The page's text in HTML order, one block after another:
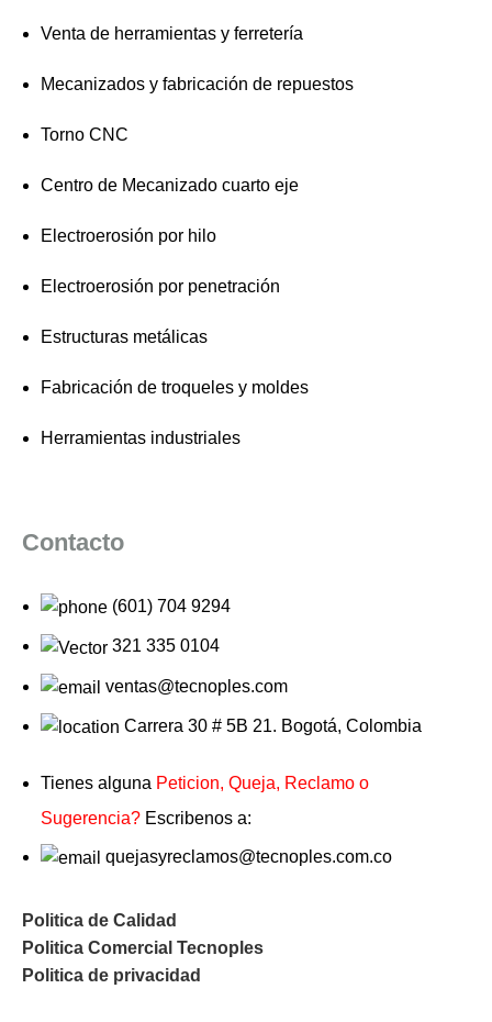
Venta de herramientas y ferretería
Mecanizados y fabricación de repuestos
Torno CNC
Centro de Mecanizado cuarto eje
Electroerosión por hilo
Electroerosión por penetración
Estructuras metálicas
Fabricación de troqueles y moldes
Herramientas industriales
Contacto
(601) 704 9294
321 335 0104
ventas@tecnoples.com
Carrera 30 # 5B 21. Bogotá, Colombia
Tienes alguna Peticion, Queja, Reclamo o
Sugerencia? Escribenos a:
quejasyreclamos@tecnoples.com.co
Politica de Calidad
Politica Comercial Tecnoples
Politica de privacidad